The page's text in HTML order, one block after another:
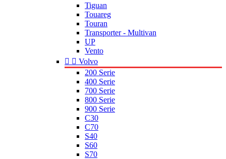
Tiguan
Touareg
Touran
Transporter - Multivan
UP
Vento
  Volvo
200 Serie
400 Serie
700 Serie
800 Serie
900 Serie
C30
C70
S40
S60
S70